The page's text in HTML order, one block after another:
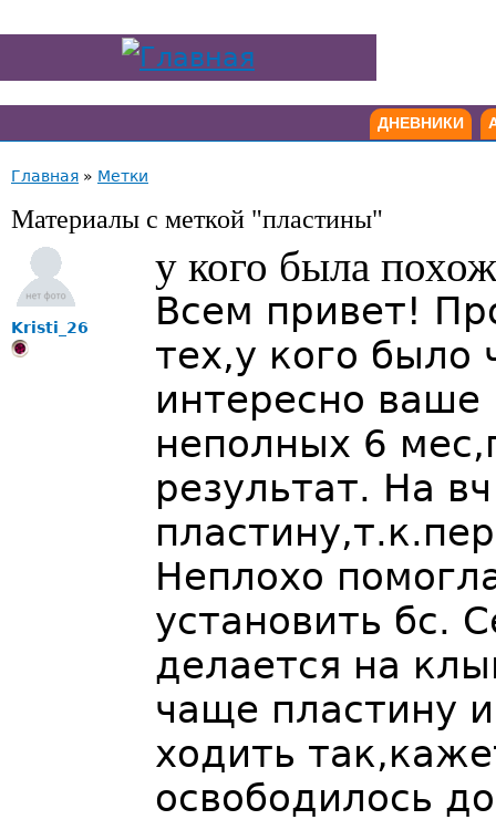
ДНЕВНИКИ
Главная » Метки
Материалы с меткой "пластины"
Kristi_26
у кого была
Всем привет!
тех,у кого было
интересно
неполных 6
результат. На
Неплохо
установить бс.
делается на
чаще пластину
ходить
освободилось